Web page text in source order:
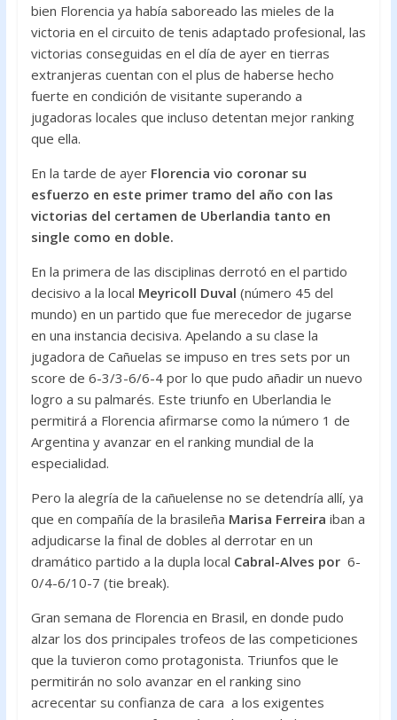
bien Florencia ya había saboreado las mieles de la
victoria en el circuito de tenis adaptado profesional, las
victorias conseguidas en el día de ayer en tierras
extranjeras cuentan con el plus de haberse hecho
fuerte en condición de visitante superando a
jugadoras locales que incluso detentan mejor ranking
que ella.
En la tarde de ayer Florencia vio coronar su
esfuerzo en este primer tramo del año con las
victorias del certamen de Uberlandia tanto en
single como en doble.
En la primera de las disciplinas derrotó en el partido
decisivo a la local Meyricoll Duval (número 45 del
mundo) en un partido que fue merecedor de jugarse
en una instancia decisiva. Apelando a su clase la
jugadora de Cañuelas se impuso en tres sets por un
score de 6-3/3-6/6-4 por lo que pudo añadir un nuevo
logro a su palmarés. Este triunfo en Uberlandia le
permitirá a Florencia afirmarse como la número 1 de
Argentina y avanzar en el ranking mundial de la
especialidad.
Pero la alegría de la cañuelense no se detendría allí, ya
que en compañía de la brasileña Marisa Ferreira iban a
adjudicarse la final de dobles al derrotar en un
dramático partido a la dupla local Cabral-Alves por6-
0/4-6/10-7 (tie break).
Gran semana de Florencia en Brasil, en donde pudo
alzar los dos principales trofeos de las competiciones
que la tuvieron como protagonista. Triunfos que le
permitirán no solo avanzar en el ranking sino
acrecentar su confianza de cara a los exigentes